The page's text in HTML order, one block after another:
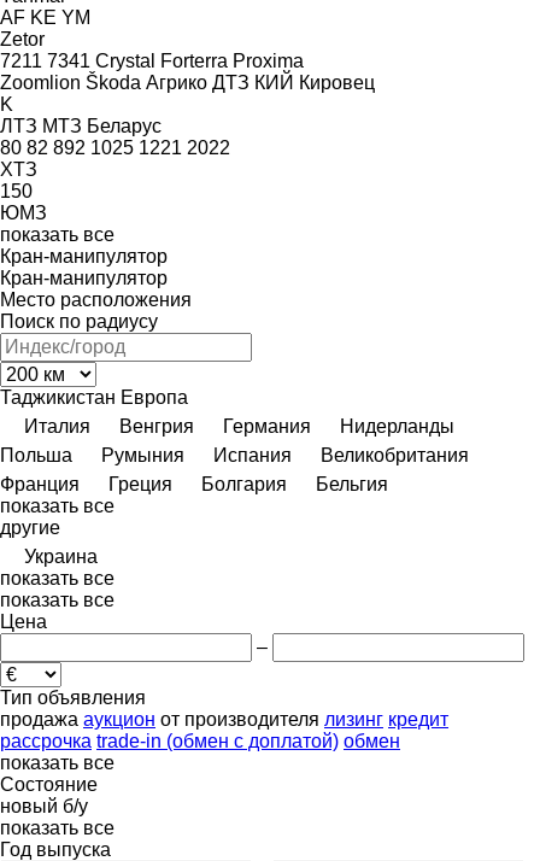
AF KE YM
Zetor
7211 7341 Crystal Forterra Proxima
Zoomlion Škoda Агрико ДТЗ КИЙ Кировец
K
ЛТЗ МТЗ Беларус
80 82 892 1025 1221 2022
ХТЗ
150
ЮМЗ
показать все
Кран-манипулятор
Кран-манипулятор
Место расположения
Поиск по радиусу
Таджикистан Европа
Италия
Венгрия Германия
Нидерланды
Польша
Румыния Испания
Великобритания
Франция
Греция Болгария
Бельгия
показать все
другие
Украина
показать все
показать все
Цена
–
Тип объявления
продажа аукцион от производителя лизинг кредит
рассрочка trade-in (обмен с доплатой) обмен
показать все
Состояние
новый б/у
показать все
Год выпуска